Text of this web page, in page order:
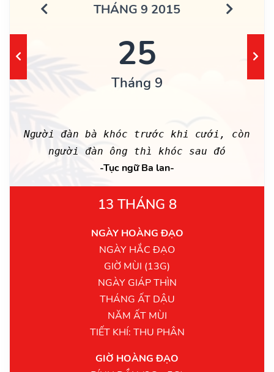
THÁNG 9 2015
25
Tháng 9
Người đàn bà khóc trước khi cưới, còn
người đàn ông thì khóc sau đó
-Tục ngữ Ba lan-
13 THÁNG 8
NGÀY HOÀNG ĐẠO
NGÀY HẮC ĐẠO
GIỜ MÙI (13G)
NGÀY GIÁP THÌN
THÁNG ẤT DẬU
NĂM ẤT MÙI
TIẾT KHÍ: THU PHÂN
GIỜ HOÀNG ĐẠO